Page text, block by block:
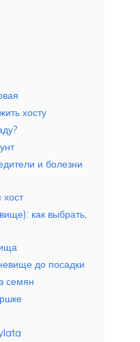
хосту
и болезни
как выбрать,
до посадки
семян